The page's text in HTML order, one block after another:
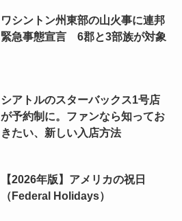
ワシントン州東部の山火事に連邦
緊急事態宣言 6郡と3部族が対象
シアトルのスターバックス1号店
が予約制に。ファンなら知ってお
きたい、新しい入店方法
【2026年版】アメリカの祝日
（Federal Holidays）